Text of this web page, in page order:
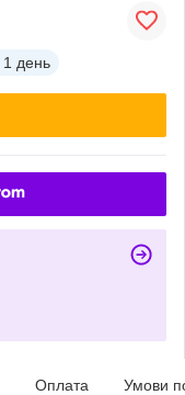
1 день
Оплата Умови